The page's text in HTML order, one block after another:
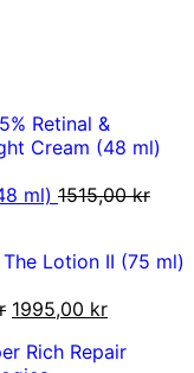
ml) 1515,00kr
Det
priset
1995,00 krDet
priset